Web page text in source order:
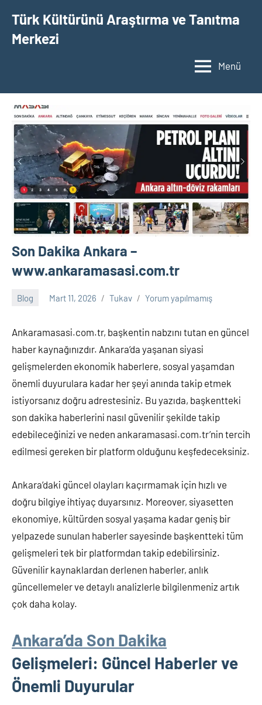
Türk Kültürünü Araştırma ve Tanıtma
Merkezi
Menü
Son Dakika Ankara –
www.ankaramasasi.com.tr
Blog Mart 11, 2026 Tukav Yorum yapılmamış
Ankaramasasi.com.tr, başkentin nabzını tutan en güncel
haber kaynağınızdır. Ankara’da yaşanan siyasi
gelişmelerden ekonomik haberlere, sosyal yaşamdan
önemli duyurulara kadar her şeyi anında takip etmek
istiyorsanız doğru adrestesiniz. Bu yazıda, başkentteki
son dakika haberlerini nasıl güvenilir şekilde takip
edebileceğinizi ve neden ankaramasasi.com.tr’nin tercih
edilmesi gereken bir platform olduğunu keşfedeceksiniz.
Ankara’daki güncel olayları kaçırmamak için hızlı ve
doğru bilgiye ihtiyaç duyarsınız. Moreover, siyasetten
ekonomiye, kültürden sosyal yaşama kadar geniş bir
yelpazede sunulan haberler sayesinde başkentteki tüm
gelişmeleri tek bir platformdan takip edebilirsiniz.
Güvenilir kaynaklardan derlenen haberler, anlık
güncellemeler ve detaylı analizlerle bilgilenmeniz artık
çok daha kolay.
Ankara’da Son Dakika
Gelişmeleri: Güncel Haberler ve
Önemli Duyurular